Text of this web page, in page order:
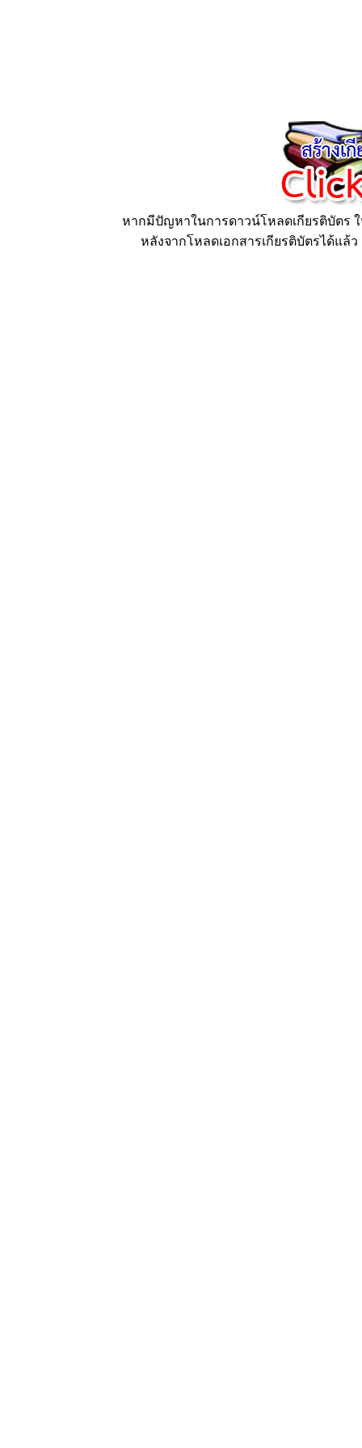
หากมีปัญหาในการดาวน์โหลดเกียรติบัตร
หลังจากโหลดเอกสารเกียรติบัตรได้แล้